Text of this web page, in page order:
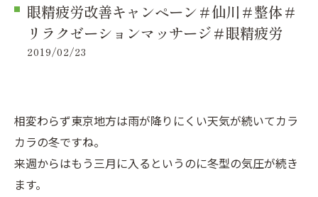
眼精疲労改善キャンペーン＃仙川＃整体＃
リラクゼーションマッサージ＃眼精疲労
2019/02/23
相変わらず東京地方は雨が降りにくい天気が続いてカラ
カラの冬ですね。
来週からはもう三月に入るというのに冬型の気圧が続き
ます。